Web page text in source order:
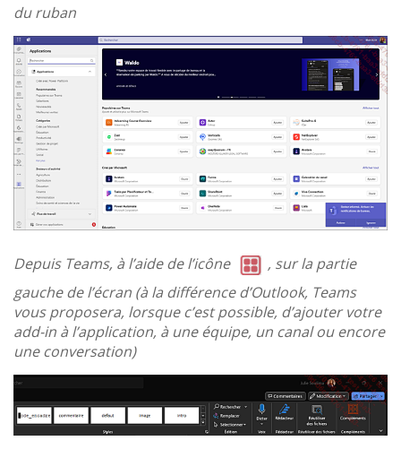
du ruban
Depuis Teams, à l’aide de l’icône
, sur la partie
gauche de l’écran (à la différence d’Outlook, Teams
vous proposera, lorsque c’est possible, d’ajouter votre
add-in à l’application, à une équipe, un canal ou encore
une conversation)